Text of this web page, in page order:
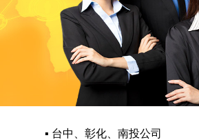
▪ 台中、彰化、南投公司